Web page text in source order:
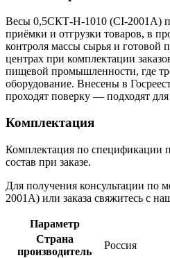
Весы 0,5СКТ-Н-1010 (CI-2001A)
приёмки и отгрузки товаров, в
контроля массы сырья и готовой
центрах при комплектации
пищевой промышленности, где
оборудование. Внесены в
проходят поверку — подходят для
Комплектация
Комплектация по спецификации
состав при заказе.
Для получения консультации
2001A) или заказа свяжитесь с
Параметр
Страна
производитель
Россия